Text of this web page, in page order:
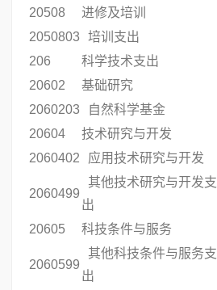
20508
进修及培训
2050803
培训支出
206
科学技术支出
20602
基础研究
2060203
自然科学基金
20604
技术研究与开发
2060402
应用技术研究与开发
2060499
其他技术研究与开发支
出
20605 科技条件与服务
2060599
其他科技条件与服务支
出